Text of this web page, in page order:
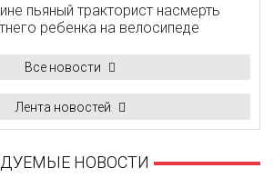
пьяный тракторист насмерть
ребенка на велосипеде
Все новости
Лента новостей
НОВОСТИ